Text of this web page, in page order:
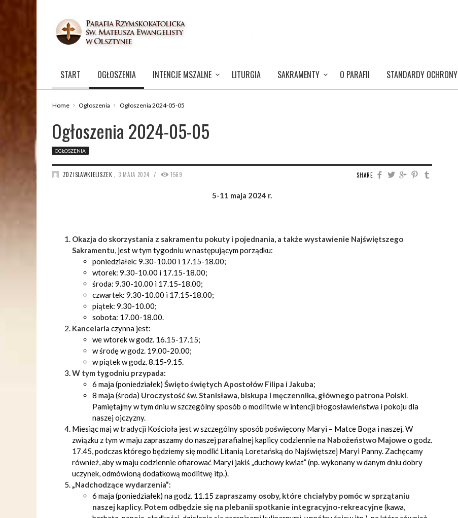
START OGŁOSZENIA INTENCJE MSZALNE LITURGIA SAKRAMENTY O PARAFII STANDARDY OCHRONY
Home Ogłoszenia Ogłoszenia 2024-05-05
Ogłoszenia 2024-05-05
OGŁOSZENIA
SHARE
ZDZISLAWKIELISZEK 3 MAJA 2024 / 1569
5-11 maja 2024 r.
Okazja do skorzystania z sakramentu pokuty i pojednania, a także wystawienie Najświętszego
Sakramentu, jest w tym tygodniu w następującym porządku:
poniedziałek: 9.30-10.00 i 17.15-18.00;
wtorek: 9.30-10.00 i 17.15-18.00;
środa: 9.30-10.00 i 17.15-18.00;
czwartek: 9.30-10.00 i 17.15-18.00;
piątek: 9.30-10.00;
sobota: 17.00-18.00.
Kancelaria czynna jest:
we wtorek w godz. 16.15-17.15;
w środę w godz. 19.00-20.00;
w piątek w godz. 8.15-9.15.
W tym tygodniu przypada:
6 maja (poniedziałek) Święto świętych Apostołów Filipa i Jakuba;
8 maja (środa) Uroczystość św. Stanisława, biskupa i męczennika, głównego patrona Polski.
Pamiętajmy w tym dniu w szczególny sposób o modlitwie w intencji błogosławieństwa i pokoju dla
naszej ojczyzny.
Miesiąc maj w tradycji Kościoła jest w szczególny sposób poświęcony Maryi – Matce Boga i naszej. W
związku z tym w maju zapraszamy do naszej parafialnej kaplicy codziennie na Nabożeństwo Majowe o godz.
17.45, podczas którego będziemy się modlić Litanią Loretańską do Najświętszej Maryi Panny. Zachęcamy
również, aby w maju codziennie ofiarować Maryi jakiś „duchowy kwiat” (np. wykonany w danym dniu dobry
uczynek, odmówioną dodatkową modlitwę itp.).
„Nadchodzące wydarzenia”:
6 maja (poniedziałek) na godz. 11.15 zapraszamy osoby, które chciałyby pomóc w sprzątaniu
naszej kaplicy. Potem odbędzie się na plebanii spotkanie integracyjno-rekreacyjne (kawa,